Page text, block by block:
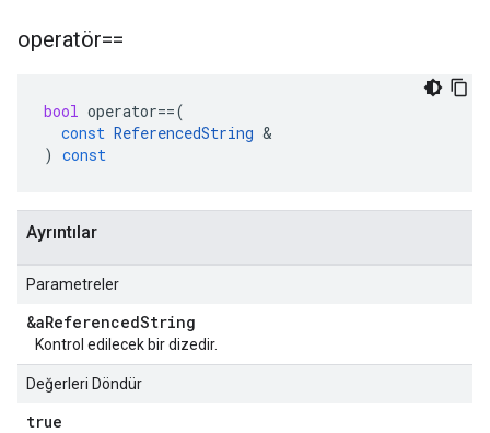
operatör==
bool operator==(
const ReferencedString &
) const
Ayrıntılar
Parametreler
&aReferencedString
Kontrol edilecek bir dizedir.
Değerleri Döndür
true